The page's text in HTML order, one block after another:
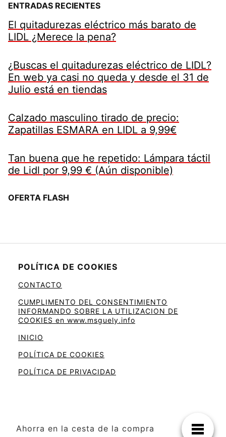
ENTRADAS RECIENTES
El quitadurezas eléctrico más barato de
LIDL ¿Merece la pena?
¿Buscas el quitadurezas eléctrico de LIDL?
En web ya casi no queda y desde el 31 de
Julio está en tiendas
Calzado masculino tirado de precio:
Zapatillas ESMARA en LIDL a 9,99€
Tan buena que he repetido: Lámpara táctil
de Lidl por 9,99 € (Aún disponible)
OFERTA FLASH
POLÍTICA DE COOKIES
CONTACTO
CUMPLIMENTO DEL CONSENTIMIENTO
INFORMANDO SOBRE LA UTILIZACION DE
COOKIES en www.msguely.info
INICIO
POLÍTICA DE COOKIES
POLÍTICA DE PRIVACIDAD
Ahorra en la cesta de la compra